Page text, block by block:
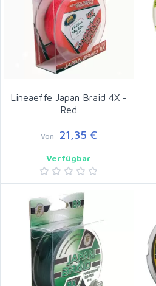
Lineaeffe Japan Braid 4X -
Red
Von 21,35 €
Verfügbar